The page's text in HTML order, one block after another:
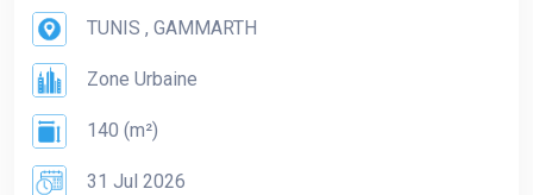
TUNIS , GAMMARTH
Zone Urbaine
140 (m²)
31 Jul 2026